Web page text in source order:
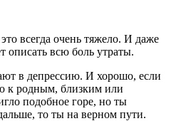
всегда очень тяжело. И даже
описать всю боль утраты.
в депрессию. И хорошо, если
к родным, близким или
подобное горе, но ты
то ты на верном пути.